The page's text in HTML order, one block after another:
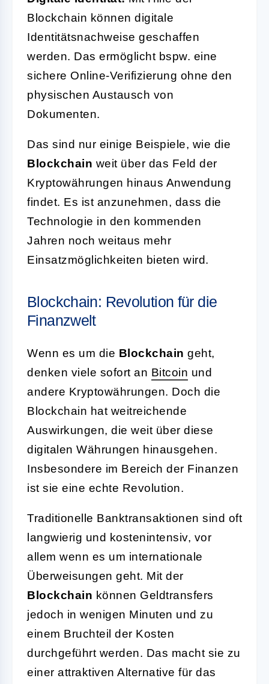
Blockchain können digitale
Identitätsnachweise geschaffen
werden. Das ermöglicht bspw. eine
sichere Online-Verifizierung ohne den
physischen Austausch von
Dokumenten.
Das sind nur einige Beispiele, wie die
Blockchain weit über das Feld der
Kryptowährungen hinaus Anwendung
findet. Es ist anzunehmen, dass die
Technologie in den kommenden
Jahren noch weitaus mehr
Einsatzmöglichkeiten bieten wird.
Blockchain: Revolution für die
Finanzwelt
Wenn es um die Blockchain geht,
denken viele sofort an Bitcoin und
andere Kryptowährungen. Doch die
Blockchain hat weitreichende
Auswirkungen, die weit über diese
digitalen Währungen hinausgehen.
Insbesondere im Bereich der Finanzen
ist sie eine echte Revolution.
Traditionelle Banktransaktionen sind oft
langwierig und kostenintensiv, vor
allem wenn es um internationale
Überweisungen geht. Mit der
Blockchain können Geldtransfers
jedoch in wenigen Minuten und zu
einem Bruchteil der Kosten
durchgeführt werden. Das macht sie zu
einer attraktiven Alternative für das